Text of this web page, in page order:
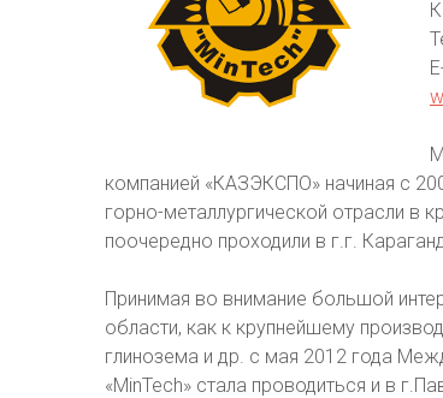
компанией «КАЗЭКСПО» начиная с
горно-металлургической отрасли в
поочередно проходили в г.г.
Принимая во внимание большой
области, как к крупнейшему
глинозема и др. с мая 2012 года
«MinTech» стала проводиться и в